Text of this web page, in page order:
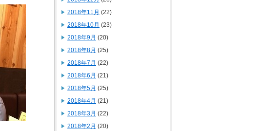
2018年11月 (22)
2018年10月 (23)
2018年9月 (20)
2018年8月 (25)
2018年7月 (22)
2018年6月 (21)
2018年5月 (25)
2018年4月 (21)
2018年3月 (22)
2018年2月 (20)